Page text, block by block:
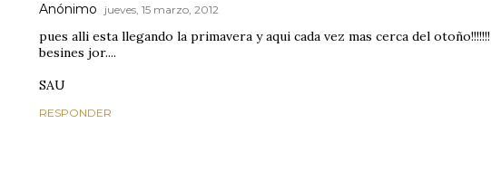
Anónimo
jueves, 15 marzo, 2012
pues alli esta llegando la primavera y aqui cada vez mas cerca del otoño!!!!!!!
besines jor....
SAU
RESPONDER